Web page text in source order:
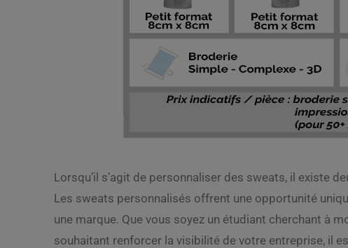
Lorsqu’il s’agit de personnaliser des sweats, il existe
Les sweats personnalisés offrent une opportunité
une marque. Que vous soyez un étudiant cherchant à
souhaitant renforcer la visibilité de votre entreprise, il